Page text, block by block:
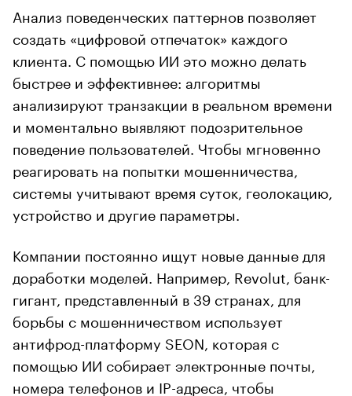
Анализ поведенческих паттернов позволяет
создать «цифровой отпечаток» каждого
клиента. С помощью ИИ это можно делать
быстрее и эффективнее: алгоритмы
анализируют транзакции в реальном времени
и моментально выявляют подозрительное
поведение пользователей. Чтобы мгновенно
реагировать на попытки мошенничества,
системы учитывают время суток, геолокацию,
устройство и другие параметры.
Компании постоянно ищут новые данные для
доработки моделей. Например, Revolut, банк-
гигант, представленный в 39 странах, для
борьбы с мошенничеством использует
антифрод-платформу SEON, которая с
помощью ИИ собирает электронные почты,
номера телефонов и IP-адреса, чтобы